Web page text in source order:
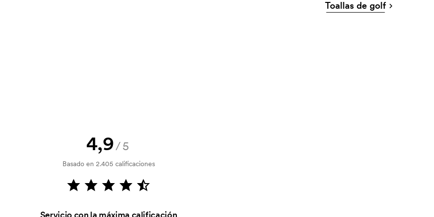
Ese coste inicial es una tarifa
El coste inicial no se elimina al
Toallas de golf
4,9/5
Basado en 2.405 calificaciones